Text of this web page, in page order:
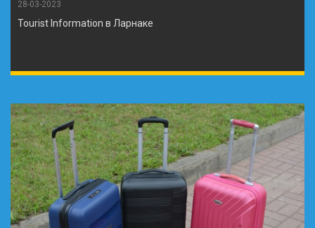
28-03-2023
Tourist Information в Ларнаке